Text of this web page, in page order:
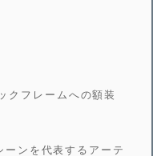
フレームへの額装
ンを代表するアーテ